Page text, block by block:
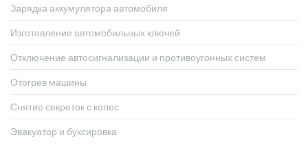
Зарядка аккумулятора автомобиля
Изготовление автомобильных ключей
Отключение автосигнализации и противоугонных систем
Отогрев машины
Снятие секреток с колес
Эвакуатор и буксировка